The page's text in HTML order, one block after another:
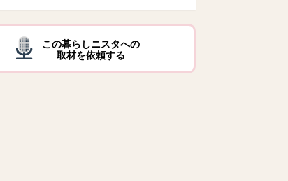
この暮らしニスタへの
取材を依頼する